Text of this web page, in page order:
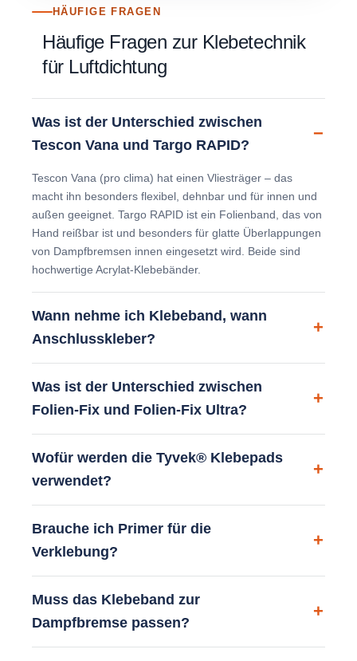
HÄUFIGE FRAGEN
Häufige Fragen zur Klebetechnik
für Luftdichtung
Was ist der Unterschied zwischen
Tescon Vana und Targo RAPID?
Tescon Vana (pro clima) hat einen Vliesträger – das
macht ihn besonders flexibel, dehnbar und für innen und
außen geeignet. Targo RAPID ist ein Folienband, das von
Hand reißbar ist und besonders für glatte Überlappungen
von Dampfbremsen innen eingesetzt wird. Beide sind
hochwertige Acrylat-Klebebänder.
Wann nehme ich Klebeband, wann
Anschlusskleber?
Was ist der Unterschied zwischen
Folien-Fix und Folien-Fix Ultra?
Wofür werden die Tyvek® Klebepads
verwendet?
Brauche ich Primer für die
Verklebung?
Muss das Klebeband zur
Dampfbremse passen?